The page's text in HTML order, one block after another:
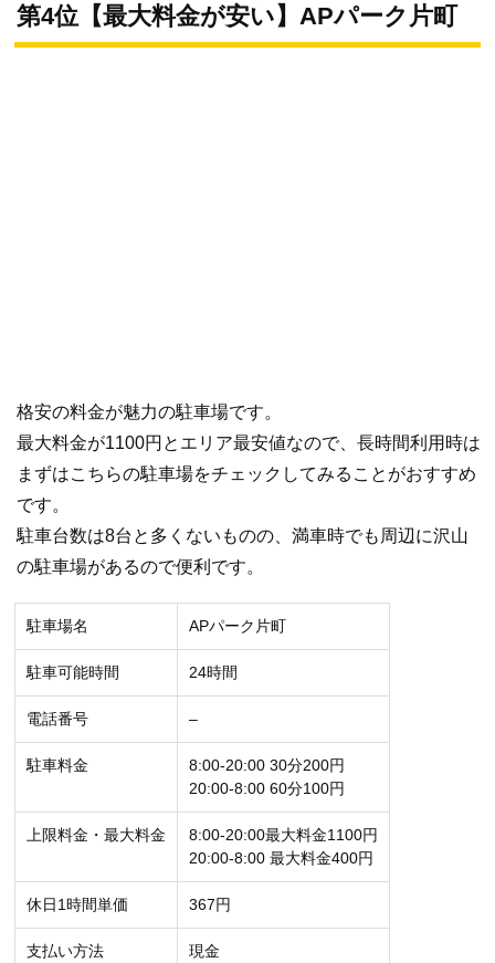
第4位【最大料金が安い】APパーク片町
格安の料金が魅力の駐車場です。
最大料金が1100円とエリア最安値なので、長時間利用時は
まずはこちらの駐車場をチェックしてみることがおすすめ
です。
駐車台数は8台と多くないものの、満車時でも周辺に沢山
の駐車場があるので便利です。
駐車場名 APパーク片町
駐車可能時間 24時間
電話番号 –
駐車料金
8:00-20:00 30分200円
20:00-8:00 60分100円
上限料金・最大料金
8:00-20:00最大料金1100円
20:00-8:00 最大料金400円
休日1時間単価 367円
支払い方法 現金